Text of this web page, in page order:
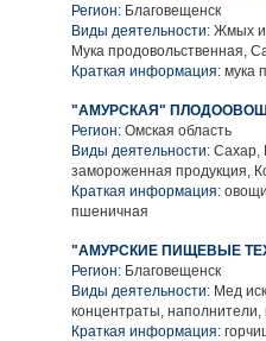
Регион: Благовещенск
Виды деятельности: Жмых и
Мука продовольственная,
Краткая информация: мука
"АМУРСКАЯ"
Регион: Омская область
Виды деятельности: Сахар,
замороженная продукция,
Краткая информация:
пшеничная
"АМУРСКИЕ ПИЩЕВЫЕ
Регион: Благовещенск
Виды деятельности: Мед
концентраты,
Краткая информация: